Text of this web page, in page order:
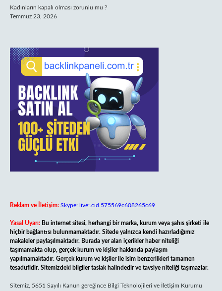
Kadınların kapalı olması zorunlu mu ?
Temmuz 23, 2026
Reklam ve İletişim: Skype: live:.cid.575569c608265c69
Yasal Uyarı: Bu internet sitesi, herhangi bir marka, kurum veya şahıs şirketi ile
hiçbir bağlantısı bulunmamaktadır. Sitede yalnızca kendi hazırladığımız
makaleler paylaşılmaktadır. Burada yer alan içerikler haber niteliği
taşımamakta olup, gerçek kurum ve kişiler hakkında paylaşım
yapılmamaktadır. Gerçek kurum ve kişiler ile isim benzerlikleri tamamen
tesadüfidir. Sitemizdeki bilgiler taslak halindedir ve tavsiye niteliği taşımazlar.
Sitemiz, 5651 Sayılı Kanun gereğince Bilgi Teknolojileri ve İletişim Kurumu